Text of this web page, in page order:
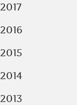
2017
2016
2015
2014
2013